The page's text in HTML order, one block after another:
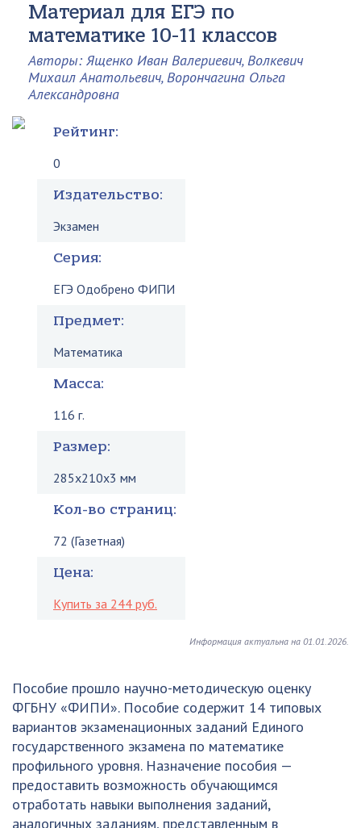
Материал для ЕГЭ по
математике 10-11 классов
Авторы: Ященко Иван Валериевич, Волкевич
Михаил Анатольевич, Ворончагина Ольга
Александровна
Рейтинг:
0
Издательство:
Экзамен
Серия:
ЕГЭ Одобрено ФИПИ
Предмет:
Математика
Масса:
116 г.
Размер:
285x210x3 мм
Кол-во страниц:
72 (Газетная)
Цена:
Купить за 244 руб.
Информация актуальна на 01.01.2026.
Пособие прошло научно-методическую оценку
ФГБНУ «ФИПИ». Пособие содержит 14 типовых
вариантов экзаменационных заданий Единого
государственного экзамена по математике
профильного уровня. Назначение пособия —
предоставить возможность обучающимся
отработать навыки выполнения заданий,
аналогичных заданиям, представленным в